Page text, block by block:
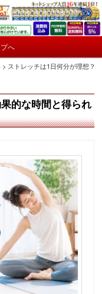
ー！】
い記事をお届けします。
へ
> ストレッチは1日何分が理想？
的な時間と得られ